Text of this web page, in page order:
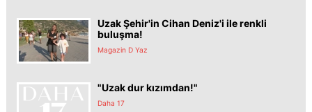
Uzak Şehir'in Cihan Deniz'i ile renkli
buluşma!
Magazin D Yaz
"Uzak dur kızımdan!"
Daha 17